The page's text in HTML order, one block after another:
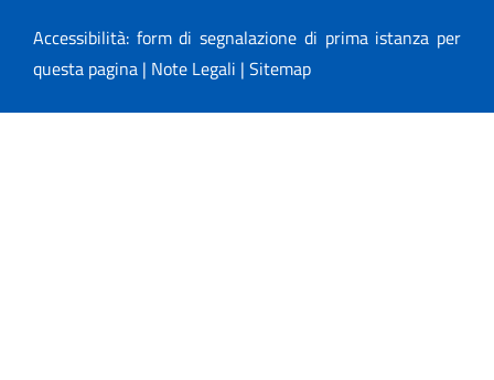
Accessibilità: form di segnalazione di prima istanza per
questa pagina | Note Legali | Sitemap